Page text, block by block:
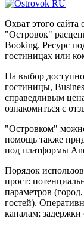
Охват этого сайта
"Островок"
Booking. Ресурс
гостиницах или
На выбор
гостиницы,
справедливым
ознакомиться с
"Островком"
помощь также
под платформы
Порядок
прост:
параметров
гостей).
каналам;